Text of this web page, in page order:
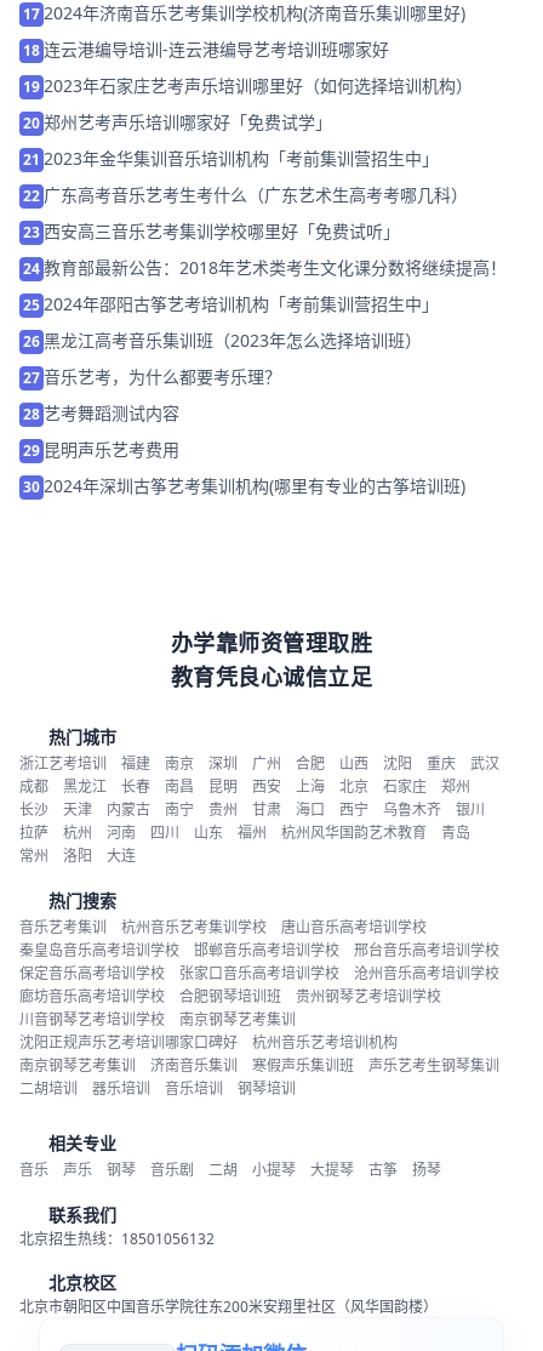
172024年济南音乐艺考集训学校机构(济南音乐集训哪里好)
18连云港编导培训-连云港编导艺考培训班哪家好
192023年石家庄艺考声乐培训哪里好（如何选择培训机构）
20郑州艺考声乐培训哪家好「免费试学」
21 2023年金华集训音乐培训机构「考前集训营招生中」
22 广东高考音乐艺考生考什么（广东艺术生高考考哪几科）
23西安高三音乐艺考集训学校哪里好「免费试听」
24教育部最新公告：2018年艺术类考生文化课分数将继续提高！
252024年邵阳古筝艺考培训机构「考前集训营招生中」
26黑龙江高考音乐集训班（2023年怎么选择培训班）
27音乐艺考，为什么都要考乐理？
28艺考舞蹈测试内容
29 昆明声乐艺考费用
302024年深圳古筝艺考集训机构(哪里有专业的古筝培训班)
办学靠师资管理取胜
教育凭良心诚信立足
热门城市
浙江艺考培训 福建 南京 深圳 广州 合肥 山西 沈阳 重庆
武汉
成都
黑龙江 长春 南昌 昆明 西安 上海 北京 石家庄
郑州
长沙
天津 内蒙古 南宁 贵州 甘肃 海口 西宁 乌鲁木齐
银川
拉萨
杭州 河南 四川 山东 福州 杭州风华国韵艺术教育
青岛
常州
洛阳 大连
热门搜索
音乐艺考集训 杭州音乐艺考集训学校
唐山音乐高考培训学校
秦皇岛音乐高考培训学校
邯郸音乐高考培训学校
邢台音乐高考培训学校
保定音乐高考培训学校
张家口音乐高考培训学校
沧州音乐高考培训学校
廊坊音乐高考培训学校
合肥钢琴培训班
贵州钢琴艺考培训学校
川音钢琴艺考培训学校
南京钢琴艺考集训
沈阳正规声乐艺考培训哪家口碑好
杭州音乐艺考培训机构
南京钢琴艺考集训
济南音乐集训 寒假声乐集训班
声乐艺考生钢琴集训
二胡培训
器乐培训 音乐培训 钢琴培训
相关专业
音乐 声乐 钢琴 音乐剧 二胡 小提琴 大提琴 古筝 扬琴
联系我们
北京招生热线：18501056132
北京校区
北京市朝阳区中国音乐学院往东200米安翔里社区（风华国韵楼）